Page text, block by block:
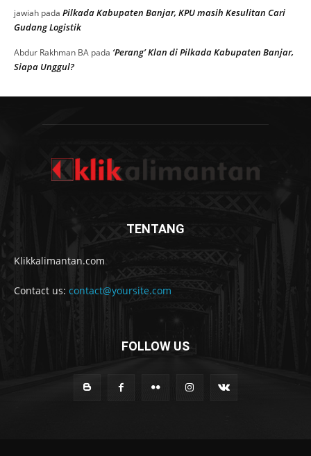
jawiah pada Pilkada Kabupaten Banjar, KPU masih Kesulitan Cari
Gudang Logistik
Abdur Rakhman BA pada ‘Perang’ Klan di Pilkada Kabupaten Banjar,
Siapa Unggul?
TENTANG
Klikkalimantan.com
Contact us: contact@yoursite.com
FOLLOW US